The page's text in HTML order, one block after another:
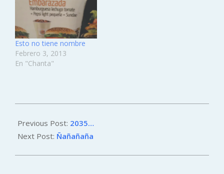
Esto no tiene nombre
Febrero 3, 2013
En "Chanta"
08-
14
Previous Post: 2035…
Next Post: Ñañañaña